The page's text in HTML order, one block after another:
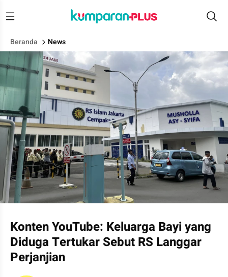
Beranda News
Konten YouTube: Keluarga Bayi yang
Diduga Tertukar Sebut RS Langgar
Perjanjian